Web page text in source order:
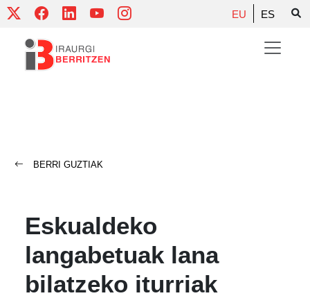
Skip
content
EU ES
BERRI GUZTIAK
Eskualdeko
langabetuak lana
bilatzeko iturriak